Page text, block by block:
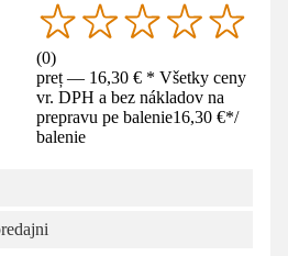
(0)
preț — 16,30 € * Všetky ceny
vr. DPH a bez nákladov na
prepravu pe balenie16,30 €*/
balenie